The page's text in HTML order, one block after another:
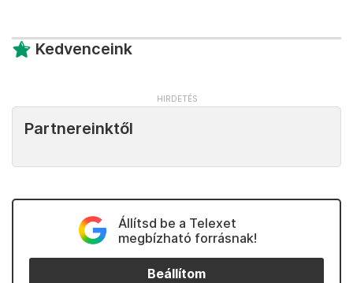
Kedvenceink
Partnereinktől
Állítsd be a Telexet
megbízható forrásnak!
Beállítom